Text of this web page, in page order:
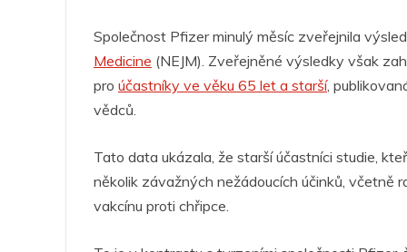
Společnost Pfizer minulý měsíc zveřejnila
Medicine (NEJM). Zveřejněné výsledky však
pro účastníky ve věku 65 let a starší,
vědců.
Tato data ukázala, že starší účastníci studie,
několik závažných nežádoucích účinků, včetně
vakcínu proti chřipce.